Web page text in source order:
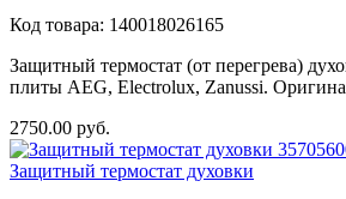
Код товара: 140018026165
Защитный термостат (от перегрева)
плиты AEG, Electrolux, Zanussi.
2750.00 руб.
Защитный термостат духовки